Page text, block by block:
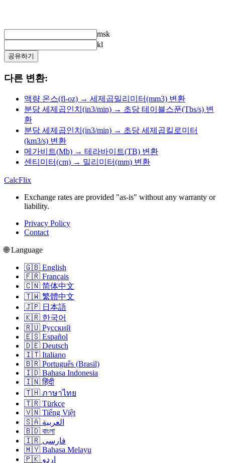
msk
kl
공유하기
다른 변환:
액량 온스(fl-oz) → 세제곱밀리미터(mm3) 변환
분당 세제곱인치(in3/min) → 초당 테이블스푼(Tbs/s) 변
환
분당 세제곱인치(in3/min) → 초당 세제곱킬로미터
(km3/s) 변환
메가비트(Mb) → 테라바이트(TB) 변환
센티미터(cm) → 밀리미터(mm) 변환
CalcFlix
Exchange rates are provided "as-is" without any warranty or
liability.
Privacy Policy
Contact
🌐 Language
🇬🇧 English
🇫🇷 Français
🇨🇳 简体中文
🇹🇼 繁體中文
🇯🇵 日本語
🇰🇷 한국어
🇷🇺 Русский
🇪🇸 Español
🇩🇪 Deutsch
🇮🇹 Italiano
🇧🇷 Português (Brasil)
🇮🇩 Bahasa Indonesia
🇮🇳 हिंदी
🇹🇭 ภาษาไทย
🇹🇷 Türkçe
🇻🇳 Tiếng Việt
🇸🇦 العربية
🇧🇩 বাংলা
🇮🇷 فارسی
🇲🇾 Bahasa Melayu
🇵🇰 اردو